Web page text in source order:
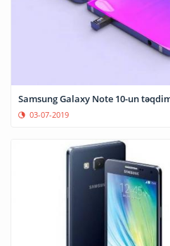
Samsung Galaxy Note 10-un
03-07-2019